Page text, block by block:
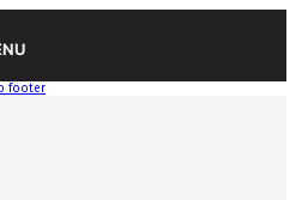
footer